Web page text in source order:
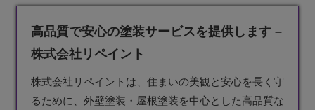
高品質で安心の塗装サービスを提供します –
株式会社リペイント
株式会社リペイントは、住まいの美観と安心を長く守
るために、外壁塗装 ・屋根塗装を中心とした高品質な